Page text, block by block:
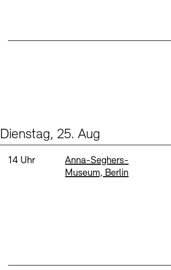
Dienstag, 25. Aug
Uhrzeit:
14 Uhr Standort
Anna-Seghers-
Museum, Berlin